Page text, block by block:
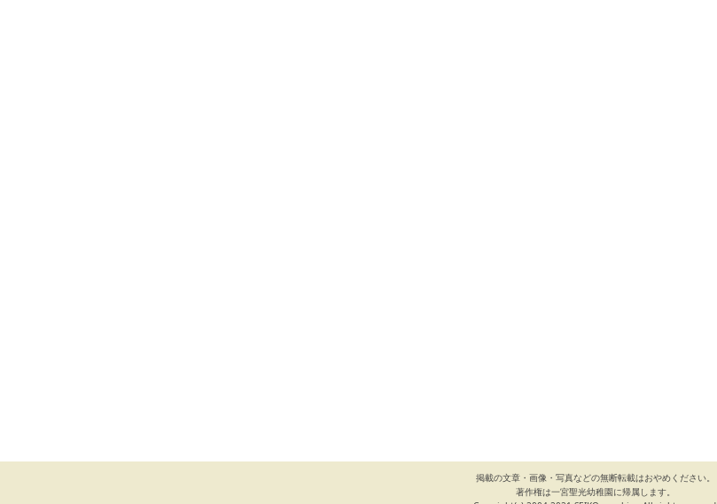
掲載の文章・画像・写真などの無断転載はおやめください。
著作権は一宮聖光幼稚園に帰属します。